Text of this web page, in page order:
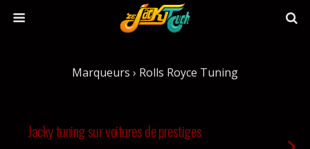
Marqueurs › Rolls Royce Tuning
Jacky tuning sur voitures de prestiges